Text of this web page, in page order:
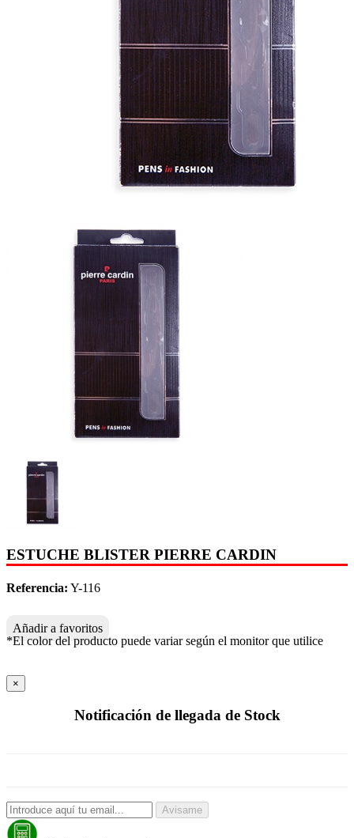
ESTUCHE BLISTER PIERRE CARDIN
Referencia: Y-116
Añadir a favoritos
*El color del producto puede variar según el monitor que utilice
×
Notificación de llegada de Stock
Avisame